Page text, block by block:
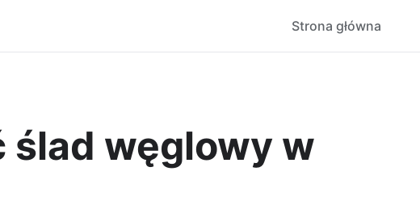
Strona główna
ślad węglowy w